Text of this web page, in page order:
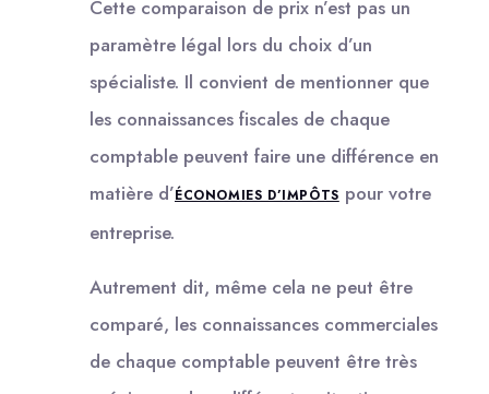
Cette comparaison de prix n’est pas un
paramètre légal lors du choix d’un
spécialiste. Il convient de mentionner que
les connaissances fiscales de chaque
comptable peuvent faire une différence en
matière d’ÉCONOMIES D’IMPÔTS pour votre
entreprise.
Autrement dit, même cela ne peut être
comparé, les connaissances commerciales
de chaque comptable peuvent être très